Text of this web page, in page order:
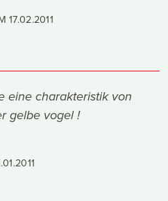
17.02.2011
eine charakteristik von
gelbe vogel !